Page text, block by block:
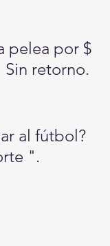
retorno.
".